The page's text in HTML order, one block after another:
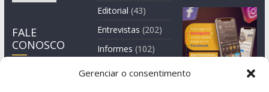
Gerenciar o consentimento
FALE
CONOSCO
Editorial (43)
Entrevistas (202)
Informes (102)